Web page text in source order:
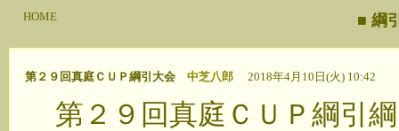
HOME ■ 綱
第２９回真庭ＣＵＰ綱引大会 中芝八郎 2018年4月10日(火) 10:42
第２９回真庭ＣＵＰ綱